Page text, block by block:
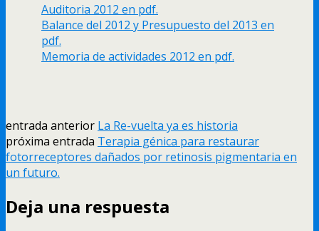
Auditoria 2012 en pdf.
Balance del 2012 y Presupuesto del 2013 en
pdf.
Memoria de actividades 2012 en pdf.
entrada anterior La Re-vuelta ya es historia
próxima entrada Terapia génica para restaurar
fotorreceptores dañados por retinosis pigmentaria en
un futuro.
Deja una respuesta